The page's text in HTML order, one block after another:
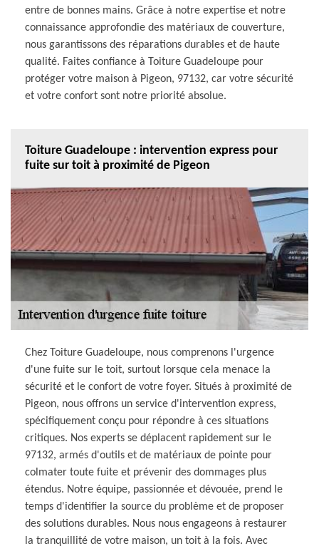
entre de bonnes mains. Grâce à notre expertise et notre
connaissance approfondie des matériaux de couverture,
nous garantissons des réparations durables et de haute
qualité. Faites confiance à Toiture Guadeloupe pour
protéger votre maison à Pigeon, 97132, car votre sécurité
et votre confort sont notre priorité absolue.
Toiture Guadeloupe : intervention express pour
fuite sur toit à proximité de Pigeon
Chez Toiture Guadeloupe, nous comprenons l'urgence
d'une fuite sur le toit, surtout lorsque cela menace la
sécurité et le confort de votre foyer. Situés à proximité de
Pigeon, nous offrons un service d'intervention express,
spécifiquement conçu pour répondre à ces situations
critiques. Nos experts se déplacent rapidement sur le
97132, armés d'outils et de matériaux de pointe pour
colmater toute fuite et prévenir des dommages plus
étendus. Notre équipe, passionnée et dévouée, prend le
temps d'identifier la source du problème et de proposer
des solutions durables. Nous nous engageons à restaurer
la tranquillité de votre maison, un toit à la fois. Avec